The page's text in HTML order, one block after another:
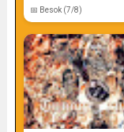
📅 Besok (7/8)